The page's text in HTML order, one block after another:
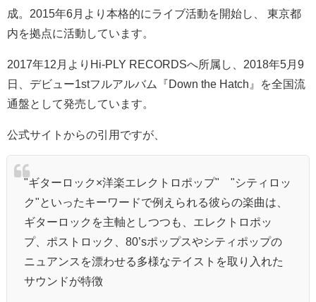
成。2015年6月より本格的にライブ活動を開始し、 東京都
内を拠点に活動しています。
2017年12月よりHi-PLY RECORDSへ所属し、2018年5月9
日、デビュー1stフルアルバム『Down the Hatch』を全国流
通盤として発売しています。
公式サイトからの引用ですが、
"ギターロック×洋楽エレクトロポップ" "シティロッ
ク"といったキーワードで例えられる彼らの楽曲は、
ギターロックを主軸としつつも、エレクトロポッ
プ、ポストロック、80’sポップスやシティポップの
ニュアンスを漂わせる多様なテイストを取り入れた
サウンドが特徴